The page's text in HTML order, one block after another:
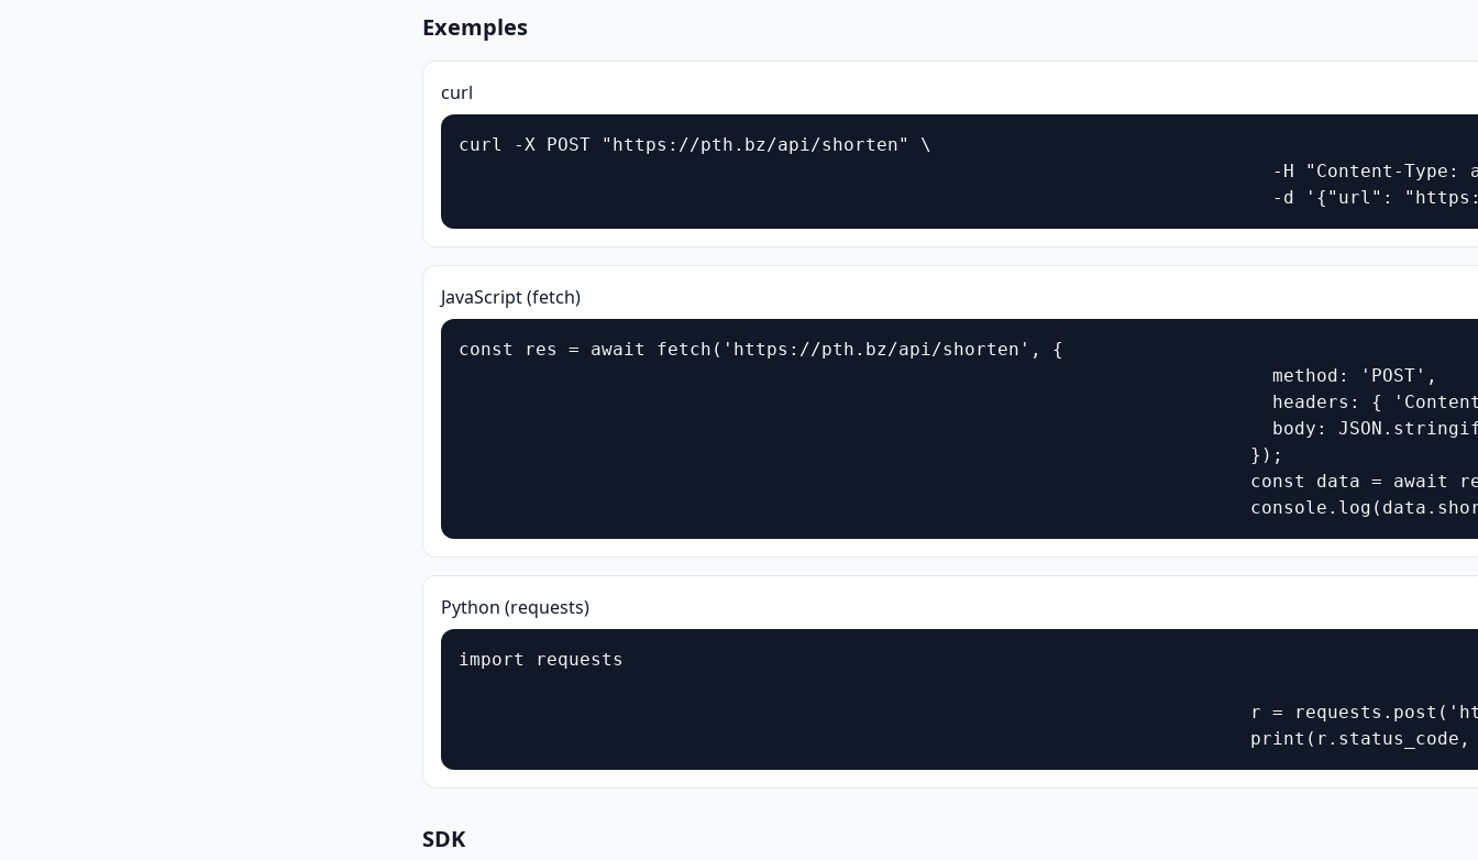
Exemples
curl
curl -X POST "https://pth.bz/api/shorten" \
-H "Content-Type:
-d '{"url":
JavaScript (fetch)
const res = await fetch('https://pth.bz/api/shorten', {
                                                                          method: 'POST',
headers: {
body:
                                                                        });
const data = await
Python (requests)
import requests
r =
print(r.status_code,
SDK